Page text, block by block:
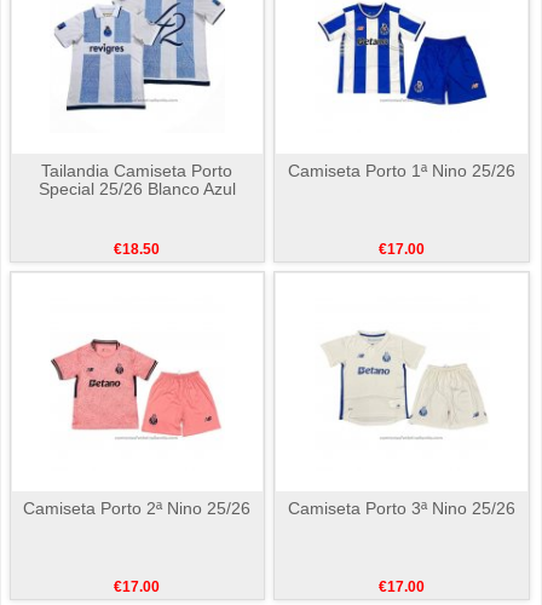
Tailandia Camiseta Porto
Special 25/26 Blanco Azul
€18.50
Camiseta Porto 1ª Nino 25/26
€17.00
Camiseta Porto 2ª Nino 25/26
€17.00
Camiseta Porto 3ª Nino 25/26
€17.00